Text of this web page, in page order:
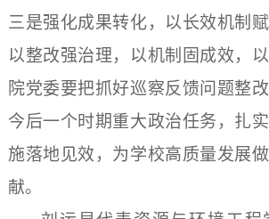
三是强化成果转化，以长效机制
以整改强治理，以机制固成效，
院党委要把抓好巡察反馈问题整
今后一个时期重大政治任务，扎
施落地见效，为学校高质量发展
献。